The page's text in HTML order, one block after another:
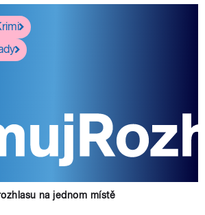
na jednom místě